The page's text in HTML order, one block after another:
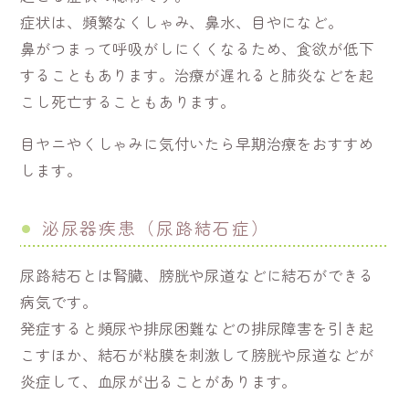
症状は、頻繁なくしゃみ、鼻水、目やになど。
鼻がつまって呼吸がしにくくなるため、食欲が低下
することもあります。治療が遅れると肺炎などを起
こし死亡することもあります。
目ヤニやくしゃみに気付いたら早期治療をおすすめ
します。
泌尿器疾患（尿路結石症）
尿路結石とは腎臓、膀胱や尿道などに結石ができる
病気です。
発症すると頻尿や排尿困難などの排尿障害を引き起
こすほか、結石が粘膜を刺激して膀胱や尿道などが
炎症して、血尿が出ることがあります。